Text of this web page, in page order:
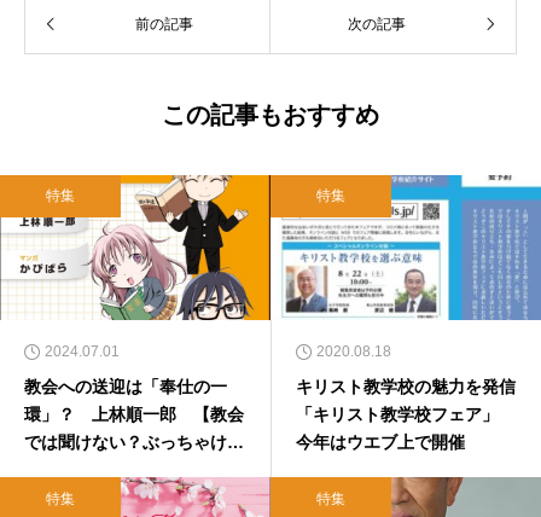
前の記事 次の記事
この記事もおすすめ
特集
2024.07.01
教会への送迎は「奉仕の一
環」？ 上林順一郎 【教会
では聞けない？ぶっちゃけQ
特集
2020.08.18
キリスト教学校の魅力を発信
「キリスト教学校フェア」
今年はウエブ上で開催
特集 特集